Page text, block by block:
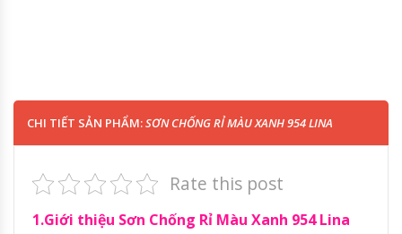
CHI TIẾT SẢN PHẨM:SƠN CHỐNG RỈ MÀU XANH 954 LINA
Rate this post
1.Giới thiệu Sơn Chống Rỉ Màu Xanh 954 Lina